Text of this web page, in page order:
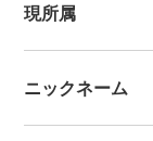
現所属
ニックネーム